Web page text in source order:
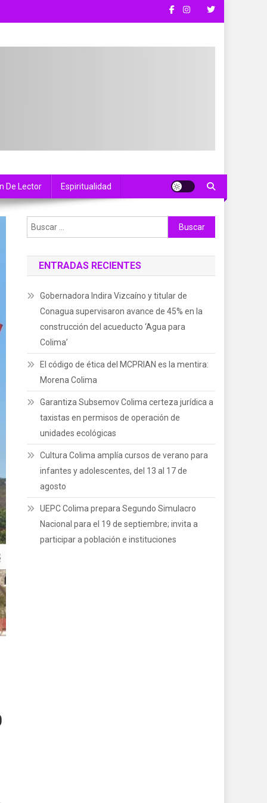
De Lector Espiritualidad
Buscar:
ENTRADAS RECIENTES
Gobernadora Indira Vizcaíno y titular de
Conagua supervisaron avance de 45% en la
construcción del acueducto ‘Agua para
Colima’
El código de ética del MCPRIAN es la mentira:
Morena Colima
Garantiza Subsemov Colima certeza jurídica a
taxistas en permisos de operación de
unidades ecológicas
Cultura Colima amplía cursos de verano para
infantes y adolescentes, del 13 al 17 de
agosto
UEPC Colima prepara Segundo Simulacro
Nacional para el 19 de septiembre; invita a
participar a población e instituciones